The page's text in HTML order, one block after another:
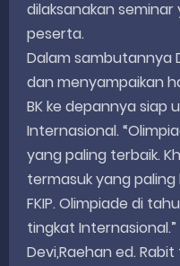
dilaksanakan
peserta.
Dalam sambutannya
dan menyampaikan
BK ke depannya siap
Internasional.
yang paling terbaik.
termasuk yang
FKIP. Olimpiade di
tingkat
Devi,Raehan ed.